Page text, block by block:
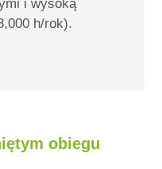
i wysoką
h/rok).
obiegu